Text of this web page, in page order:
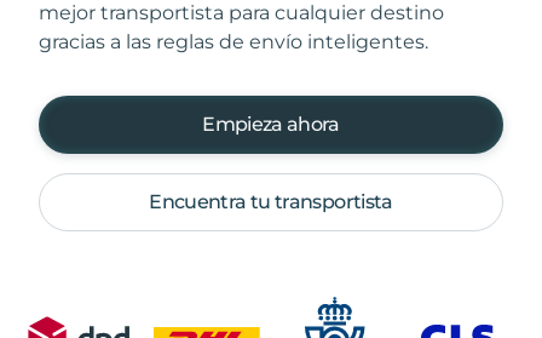
mejor transportista para cualquier destino
gracias a las reglas de envío inteligentes.
Empieza ahora
Encuentra tu transportista